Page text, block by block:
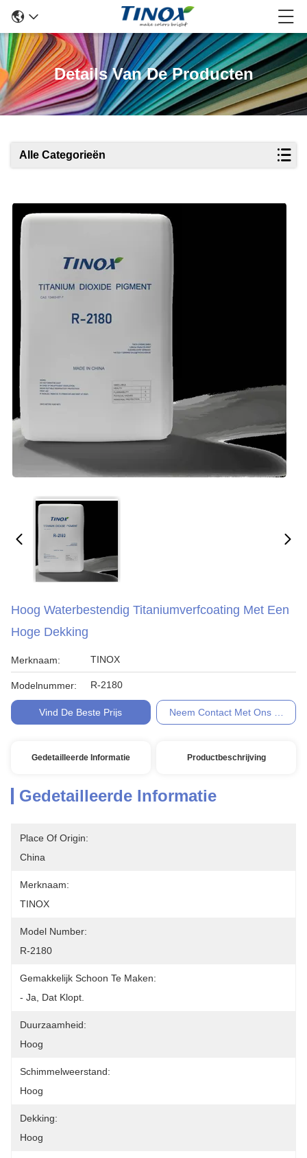
Details Van De Producten
Alle Categorieën
Hoog Waterbestendig Titaniumverfcoating Met Een
Hoge Dekking
Merknaam: TINOX
Modelnummer: R-2180
Vind De Beste Prijs Neem Contact Met Ons Op
Gedetailleerde Informatie Productbeschrijving
Gedetailleerde Informatie
Place Of Origin:
China
Merknaam:
TINOX
Model Number:
R-2180
Gemakkelijk Schoon Te Maken:
- Ja, Dat Klopt.
Duurzaamheid:
Hoog
Schimmelweerstand:
Hoog
Dekking:
Hoog